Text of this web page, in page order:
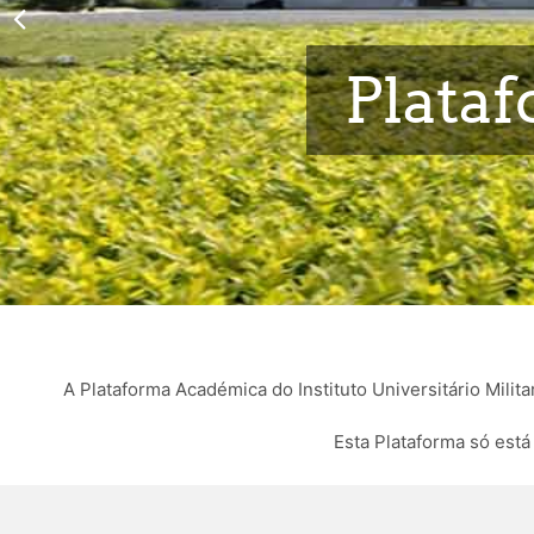
A Plataforma Académica do Instituto Universitário
Esta Plataforma só